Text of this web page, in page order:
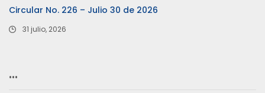
Circular No. 226 – Julio 30 de 2026
31 julio, 2026
…